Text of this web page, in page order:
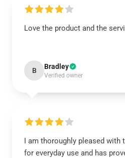
Love the product and the
B Bradley
Verified owner
I am thoroughly pleased with
for everyday use and has